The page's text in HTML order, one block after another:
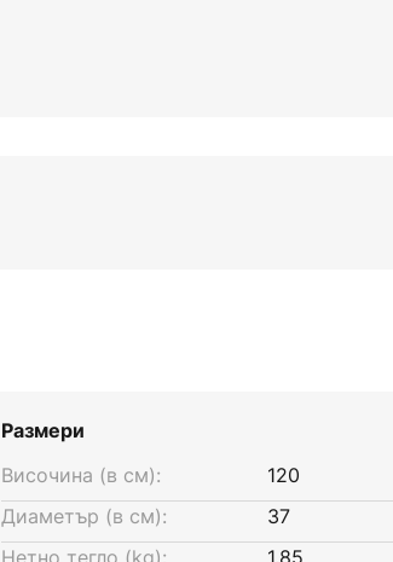
Размери
Височина (в см):
120
Диаметър (в см):
37